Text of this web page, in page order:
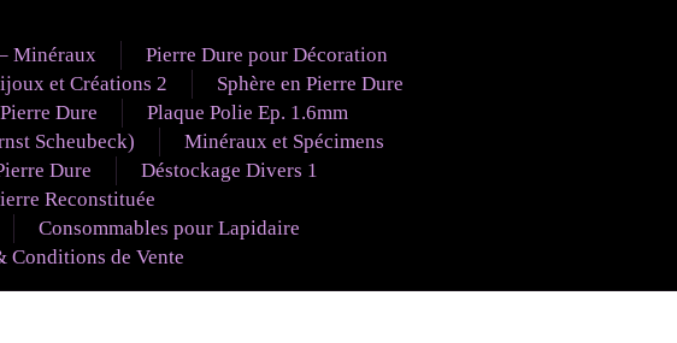
Minéraux
Pierre Dure pour Décoration
et Créations 2
Sphère en Pierre Dure
Dure
Plaque Polie Ep. 1.6mm
Scheubeck)
Minéraux et Spécimens
Dure
Déstockage Divers 1
Reconstituée
Consommables pour Lapidaire
Conditions de Vente